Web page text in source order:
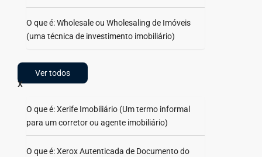
O que é: Wholesale ou Wholesaling de Imóveis
(uma técnica de investimento imobiliário)
Ver todos
X
O que é: Xerife Imobiliário (Um termo informal
para um corretor ou agente imobiliário)
O que é: Xerox Autenticada de Documento do